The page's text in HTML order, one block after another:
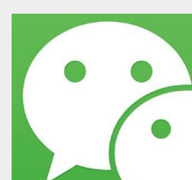
可信网站信用评 网络警察提醒你